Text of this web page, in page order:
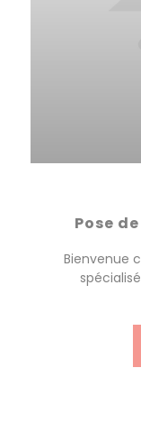
Pose
Bienvenue